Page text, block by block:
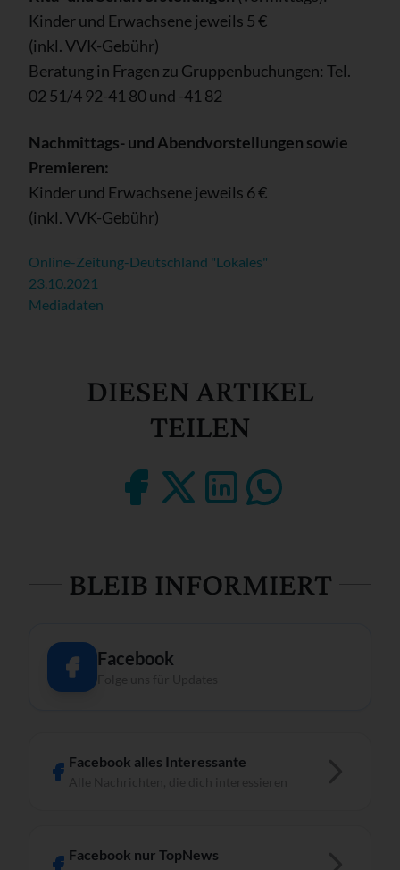
Kinder und Erwachsene jeweils 5 €
(inkl. VVK-Gebühr)
Beratung in Fragen zu Gruppenbuchungen: Tel.
02 51/4 92-41 80 und -41 82
Nachmittags- und Abendvorstellungen sowie
Premieren:
Kinder und Erwachsene jeweils 6 €
(inkl. VVK-Gebühr)
Online-Zeitung-Deutschland "Lokales"
23.10.2021
Mediadaten
DIESEN ARTIKEL
TEILEN
BLEIB INFORMIERT
Facebook
Facebook alles Interessante
Facebook nur TopNews